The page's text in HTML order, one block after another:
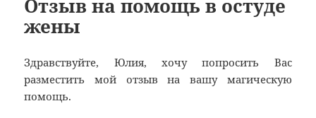
Отзыв на помощь в остуде
жены
Здравствуйте, Юлия, хочу попросить Вас
разместить мой отзыв на вашу магическую
помощь.